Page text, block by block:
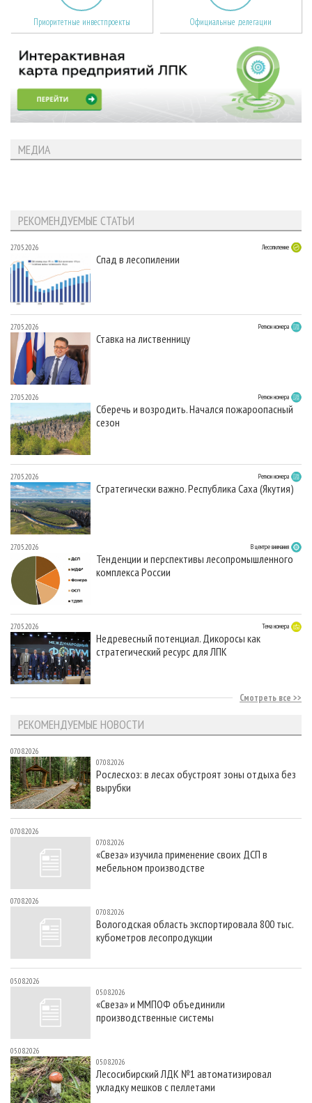
Приоритетные инвестпроекты Официальные делегации
МЕДИА
РЕКОМЕНДУЕМЫЕ СТАТЬИ
27.05.2026 Лесопиление
Спад в лесопилении
27.05.2026 Регион номера
Ставка на лиственницу
27.05.2026 Регион номера
Сберечь и возродить. Начался пожароопасный
сезон
27.05.2026 Регион номера
Стратегически важно. Республика Саха (Якутия)
27.05.2026 В центре внимания
Тенденции и перспективы лесопромышленного
комплекса России
27.05.2026 Тема номера
Недревесный потенциал. Дикоросы как
стратегический ресурс для ЛПК
Смотреть все
РЕКОМЕНДУЕМЫЕ НОВОСТИ
07.08.2026
07.08.2026
Рослесхоз: в лесах обустроят зоны отдыха без
вырубки
07.08.2026
07.08.2026
«Свеза» изучила применение своих ДСП в
мебельном производстве
07.08.2026
07.08.2026
Вологодская область экспортировала 800 тыс.
кубометров лесопродукции
05.08.2026
05.08.2026
«Свеза» и ММПОФ объединили
производственные системы
05.08.2026
05.08.2026
Лесосибирский ЛДК №1 автоматизировал
укладку мешков с пеллетами